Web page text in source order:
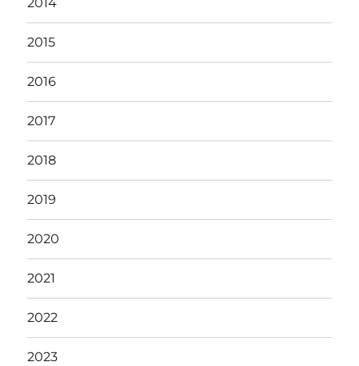
2014
2015
2016
2017
2018
2019
2020
2021
2022
2023